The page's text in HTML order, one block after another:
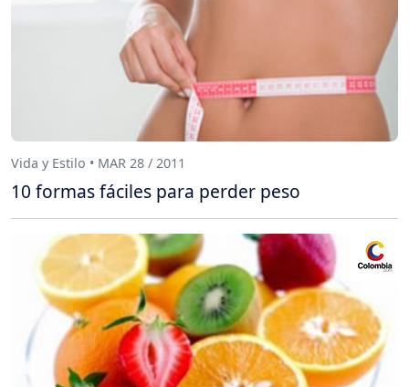
Vida y Estilo • MAR 28 / 2011
10 formas fáciles para perder peso